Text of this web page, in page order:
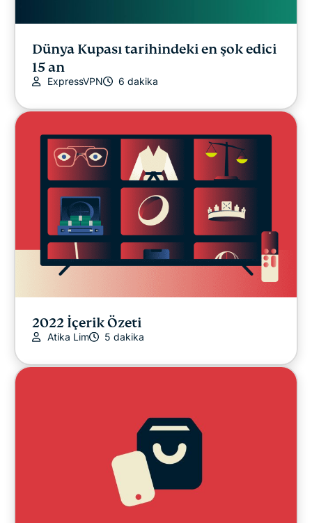
Dünya Kupası tarihindeki en şok edici
15 an
ExpressVPN 6 dakika
2022 İçerik Özeti
Atika Lim 5 dakika